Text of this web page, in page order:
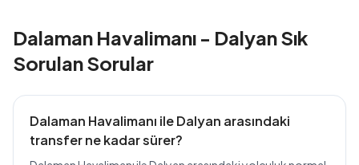
Dalaman Havalimanı - Dalyan Sık
Sorulan Sorular
Dalaman Havalimanı ile Dalyan arasındaki
transfer ne kadar sürer?